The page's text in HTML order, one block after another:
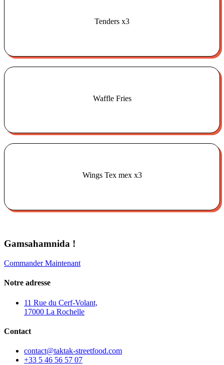
Tenders x3
Waffle Fries
Wings Tex mex x3
Gamsahamnida !
Commander Maintenant
Notre adresse
11 Rue du Cerf-Volant,
17000 La Rochelle
Contact
contact@taktak-streetfood.com
+33 5 46 56 57 07